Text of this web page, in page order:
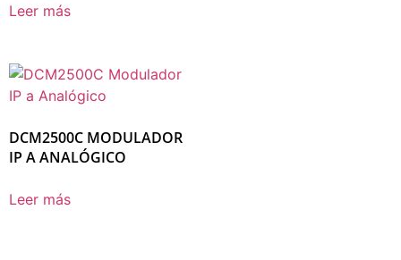
Leer más
DCM2500C MODULADOR
IP A ANALÓGICO
Leer más